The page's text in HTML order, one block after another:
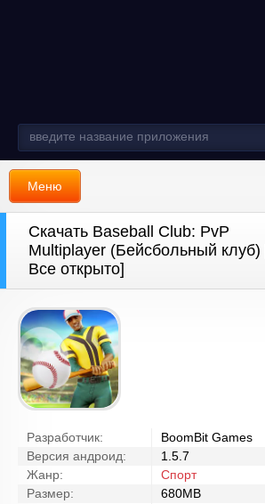
Меню
Скачать Baseball Club: PvP
Multiplayer (Бейсбольный
Все открыто]
Разработчик:
BoomBit Games
Версия андроид:
1.5.7
Жанр:
Спорт
Размер:
680MB